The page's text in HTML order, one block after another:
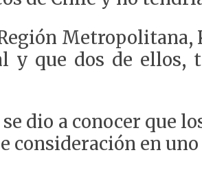
Metropolitana,
y que dos de ellos,
dio a conocer que
consideración en uno